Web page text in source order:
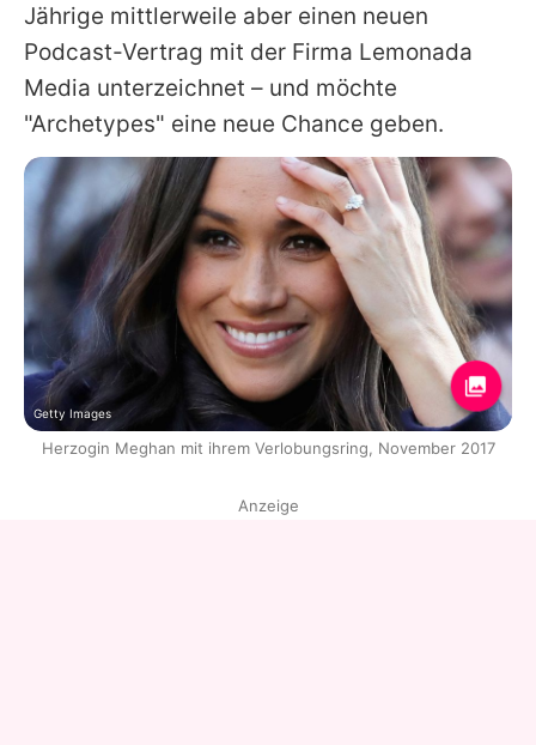
Jährige mittlerweile aber einen neuen
Podcast-Vertrag mit der Firma Lemonada
Media unterzeichnet – und möchte
"Archetypes" eine neue Chance geben.
Getty Images
Herzogin Meghan mit ihrem Verlobungsring, November 2017
Anzeige